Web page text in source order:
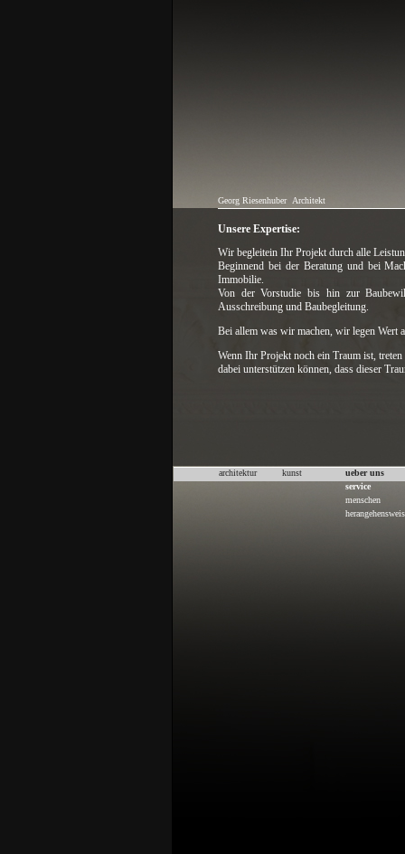
Georg Riesenhuber Architekt
Unsere Expertise:
Wir begleitein Ihr Projekt durch alle
Beginnend bei der Beratung und bei
Immobilie.
Von der Vorstudie bis hin zur
Ausschreibung und Baubegleitung.
Bei allem was wir machen, wir legen Wert
Wenn Ihr Projekt noch ein Traum ist,
dabei unterstützen können, dass dieser
architektur kunst
ueber uns
service
menschen